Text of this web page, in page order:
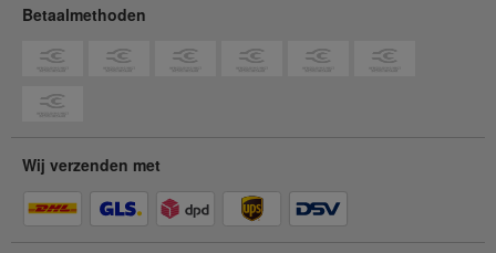
Betaalmethoden
Wij verzenden met